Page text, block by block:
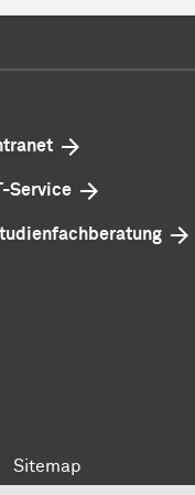
Service
Sitemap